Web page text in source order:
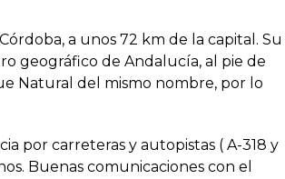
a unos 72 km de la capital. Su
geográfico de Andalucía, al pie de
Natural del mismo nombre, por lo
por carreteras y autopistas ( A-318 y
Buenas comunicaciones con el